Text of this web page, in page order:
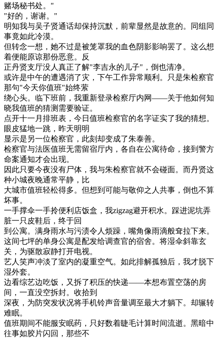
赌场秘书处。"
"好的，谢谢。"
明知我与吴子贤通话却保持沉默，前辈显然是故意的。同组同
事竟如此冷漠。
但转念一想，她不过是被笼罩我的血色阴影影响罢了。这么想
着便能原谅那份恶意。反
正丹贤支厅没人真正了解"李吉永的儿子"，倒也清净。
或许是中午的遭遇消了灾，下午工作异常顺利。只是朱检察官
那句"今天你值班"始终萦
绕心头。临下班前，我重新登录检察厅内网——关于他如何知
晓我值班的猜测需要验证。
点开十一月排班表，今日值班检察官的名字证实了我的猜想。
眼皮猛地一跳，昨天明明
显示是另一位检察官，此刻却变成了朱泰善。
检察官与法医值班无需留宿厅内，各自在公寓待命，接到警方
命案通知才会出现。
因此只要今夜没有尸体，我与朱检察官就不会碰面。而丹贤这
种小城夜晚通常平静，比
大城市值班轻松得多。但想到可能与敬仰之人共事，倒也不算
坏事。
一手撑伞一手拎便利店饭盒，我zigzag避开积水。踩进泥坑弄
脏一只皮鞋后，终于回
到公寓。满身雨水与污渍令人烦躁，嘴角像雨滴般耷拉下来。
这间七坪的单身公寓是配发给调查官的宿舍。将湿伞斜靠玄
关，为驱散寂静打开电视。
艺人笑声冲淡了室内的凝重空气。如此排解孤独后，我才脱下
湿外套。
边看综艺边吃饭，又拆了积压的快递——本想布置空荡的房
间，一直没空拆封。收拾到
深夜，为防突发状况将手机铃声音量调至最大才躺下。却辗转
难眠。
值班期间不能服安眠药，只好数着睫毛计算时间流逝。黑暗中
往事如胶片闪回，那些不